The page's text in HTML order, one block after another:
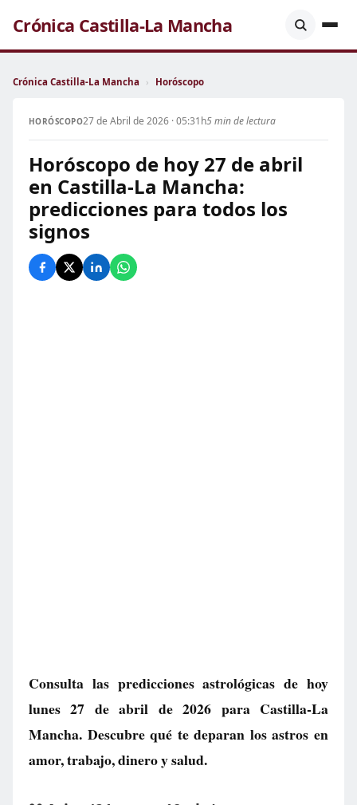
Crónica Castilla-La Mancha
Crónica Castilla-La Mancha › Horóscopo
HORÓSCOPO27 de Abril de 2026 · 05:31h5 min de lectura
Horóscopo de hoy 27 de abril
en Castilla-La Mancha:
predicciones para todos los
signos
Consulta las predicciones astrológicas de hoy
lunes 27 de abril de 2026 para Castilla-La
Mancha. Descubre qué te deparan los astros en
amor, trabajo, dinero y salud.